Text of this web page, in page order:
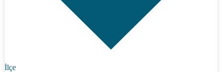
İlçe